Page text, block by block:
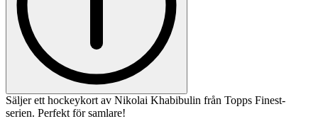
Säljer ett hockeykort av Nikolai Khabibulin från Topps Finest-
serien. Perfekt för samlare!